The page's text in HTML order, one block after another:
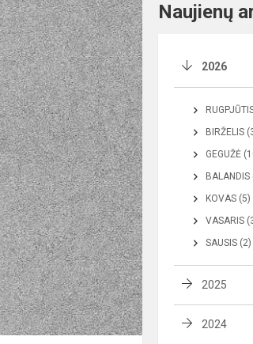
Naujienų
2026
BIRŽELIS
GEGUŽĖ
BALANDIS
KOVAS (5)
VASARIS
SAUSIS (2)
2025
2024